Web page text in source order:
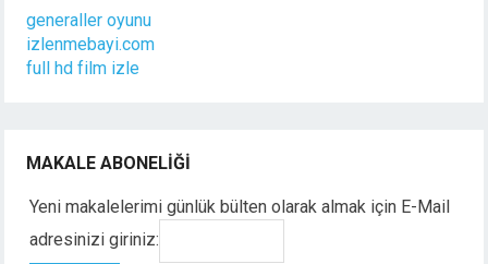
generaller oyunu
izlenmebayi.com
full hd film izle
MAKALE ABONELIĞI
Yeni makalelerimi günlük bülten olarak almak için E-Mail
adresinizi giriniz: